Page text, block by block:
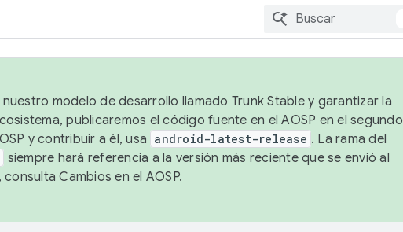
modelo de desarrollo llamado Trunk Stable y garantizar la
publicaremos el código fuente en el AOSP en el segundo
y contribuir a él, usa android-latest-release . La rama del
siempre hará referencia a la versión más reciente que se envió al
consultaCambios en el AOSP.